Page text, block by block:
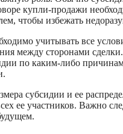
купли-продажи
чтобы избежать
учитывать все
между сторонами сделки.
по каким-либо
субсидии и ее
ее участников. Важно